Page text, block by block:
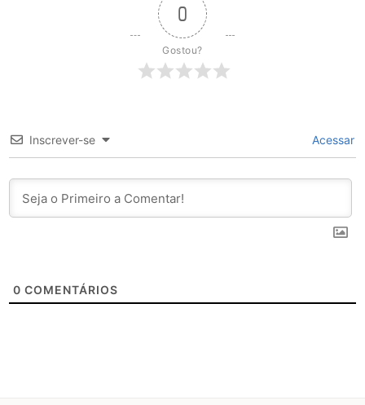
0
Gostou?
Inscrever-se Acessar
0 COMENTÁRIOS